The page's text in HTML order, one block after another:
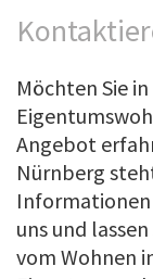
Möchten Sie
Angebot
Nürnberg
Informationen
uns und
vom Wohnen